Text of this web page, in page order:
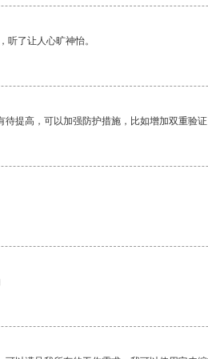
听了让人心旷神怡。
待提高，可以加强防护措施，比如增加双重验